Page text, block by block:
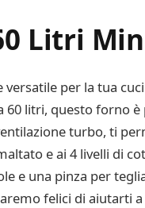
Litri
per la tua
60 litri, questo forno
turbo, ti
e ai 4 livelli di
e una pinza per
felici di aiutarti